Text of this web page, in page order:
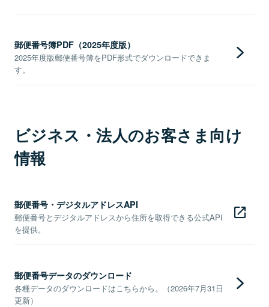
郵便番号簿PDF（2025年度版）
2025年度版郵便番号簿をPDF形式でダウンロードできま
す。
ビジネス・法人のお客さま向け
情報
郵便番号・デジタルアドレスAPI
郵便番号とデジタルアドレスから住所を取得できる公式API
を提供。
郵便番号データのダウンロード
各種データのダウンロードはこちらから。（2026年7月31日
更新）